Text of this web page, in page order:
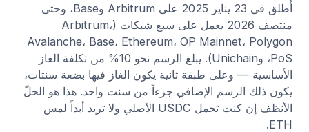
أُطلق في 23 يناير 2025 على Arbitrum وBase، وحتى
منتصف 2026 يعمل على سبع شبكات (Arbitrum،
Avalanche، Base، Ethereum، OP Mainnet، Polygon
PoS، وUnichain). يبلغ الرسم نحو 10% من تكلفة الغاز
الأساسية — وعلى طبقة ثانية يكون الغاز فيها بضعة سنتات،
يكون ذلك الرسم الإضافي جزءاً من سنت واحد. هذا هو الحلّ
الأنظف إن كنت تحمل USDC الأصلي ولا تريد أبداً لمس
ETH.